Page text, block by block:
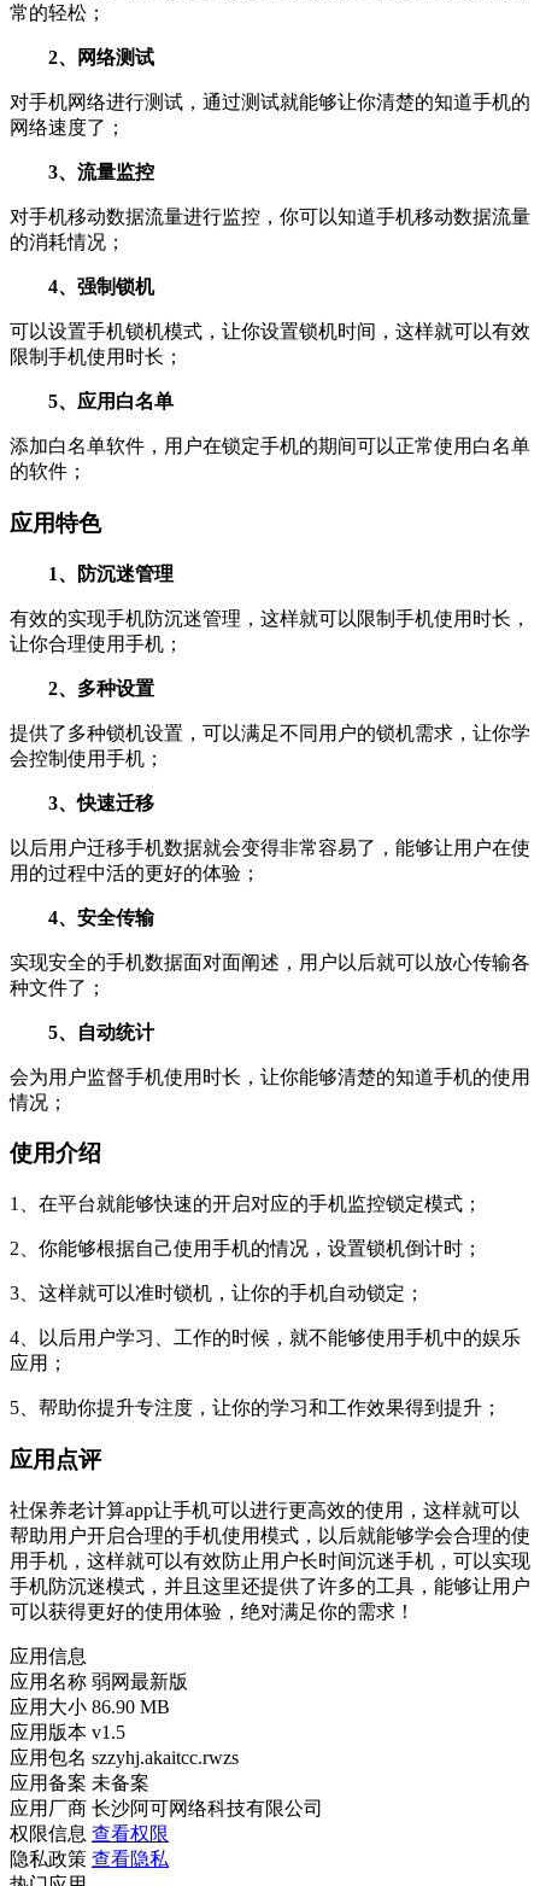
常的轻松；
2、网络测试
对手机网络进行测试，通过测试就能够让你清楚的知道手机的
网络速度了；
3、流量监控
对手机移动数据流量进行监控，你可以知道手机移动数据流量
的消耗情况；
4、强制锁机
可以设置手机锁机模式，让你设置锁机时间，这样就可以有效
限制手机使用时长；
5、应用白名单
添加白名单软件，用户在锁定手机的期间可以正常使用白名单
的软件；
应用特色
1、防沉迷管理
有效的实现手机防沉迷管理，这样就可以限制手机使用时长，
让你合理使用手机；
2、多种设置
提供了多种锁机设置，可以满足不同用户的锁机需求，让你学
会控制使用手机；
3、快速迁移
以后用户迁移手机数据就会变得非常容易了，能够让用户在使
用的过程中活的更好的体验；
4、安全传输
实现安全的手机数据面对面阐述，用户以后就可以放心传输各
种文件了；
5、自动统计
会为用户监督手机使用时长，让你能够清楚的知道手机的使用
情况；
使用介绍
1、在平台就能够快速的开启对应的手机监控锁定模式；
2、你能够根据自己使用手机的情况，设置锁机倒计时；
3、这样就可以准时锁机，让你的手机自动锁定；
4、以后用户学习、工作的时候，就不能够使用手机中的娱乐
应用；
5、帮助你提升专注度，让你的学习和工作效果得到提升；
应用点评
社保养老计算app让手机可以进行更高效的使用，这样就可以
帮助用户开启合理的手机使用模式，以后就能够学会合理的使
用手机，这样就可以有效防止用户长时间沉迷手机，可以实现
手机防沉迷模式，并且这里还提供了许多的工具，能够让用户
可以获得更好的使用体验，绝对满足你的需求！
应用信息
应用名称 弱网最新版
应用大小 86.90 MB
应用版本 v1.5
应用包名 szzyhj.akaitcc.rwzs
应用备案 未备案
应用厂商 长沙阿可网络科技有限公司
权限信息 查看权限
隐私政策 查看隐私